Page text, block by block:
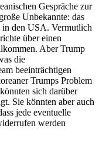
Gespräche zur
Unbekannte: das
in den USA. Vermutlich
über einen
Aber Trump
die
beeinträchtigen
Trumps Problem
sich darüber
Sie könnten aber auch
jede eventuelle
werden